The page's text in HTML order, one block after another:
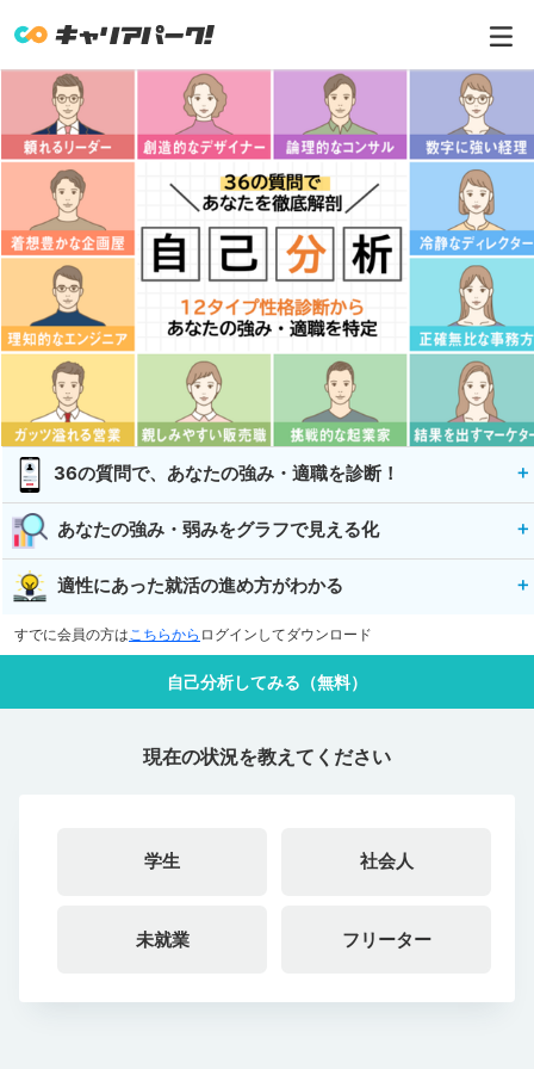
36の質問で、あなたの強み・適職を診断！
あなたの強み・弱みをグラフで見える化
適性にあった就活の進め方がわかる
すでに会員の方は こちらから ログインしてダウンロード
自己分析してみる（無料）
現在の状況を教えてください
学生 社会人
未就業 フリーター